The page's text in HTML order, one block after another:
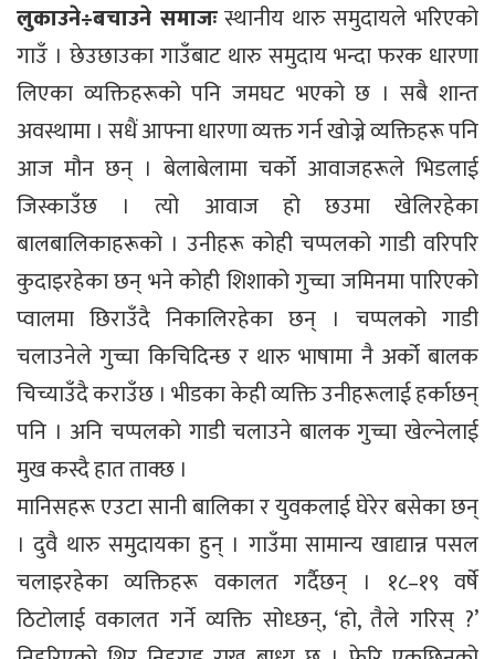
लुकाउने÷बचाउने समाजःस्थानीय थारु समुदायले भरिएको
गाउँ । छेउछाउका गाउँबाट थारु समुदाय भन्दा फरक धारणा
लिएका व्यक्तिहरूको पनि जमघट भएको छ । सबै शान्त
अवस्थामा । सधैं आफ्ना धारणा व्यक्त गर्न खोज्ने व्यक्तिहरू पनि
आज मौन छन् । बेलाबेलामा चर्को आवाजहरूले भिडलाई
जिस्काउँछ । त्यो आवाज हो छउमा खेलिरहेका
बालबालिकाहरूको । उनीहरू कोही चप्पलको गाडी वरिपरि
कुदाइरहेका छन् भने कोही शिशाको गुच्चा जमिनमा पारिएको
प्वालमा छिराउँदै निकालिरहेका छन् । चप्पलको गाडी
चलाउनेले गुच्चा किचिदिन्छ र थारु भाषामा नै अर्को बालक
चिच्याउँदै कराउँछ । भीडका केही व्यक्ति उनीहरूलाई हर्काछन्
पनि । अनि चप्पलको गाडी चलाउने बालक गुच्चा खेल्नेलाई
मुख कस्दै हात ताक्छ ।
मानिसहरू एउटा सानी बालिका र युवकलाई घेरेर बसेका छन्
। दुवै थारु समुदायका हुन् । गाउँमा सामान्य खाद्यान्न पसल
चलाइरहेका व्यक्तिहरू वकालत गर्दैछन् । १८–१९ वर्षे
ठिटोलाई वकालत गर्ने व्यक्ति सोध्छन्, ‘हो, तैले गरिस् ?’